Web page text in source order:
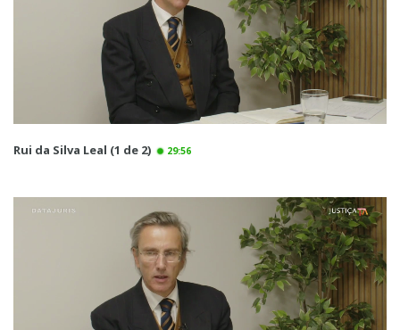
Rui da Silva Leal (1 de 2) 29:56